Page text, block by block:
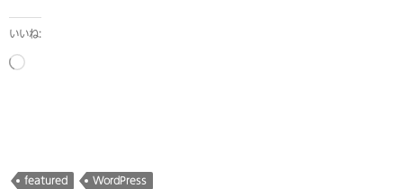
いいね:
読
featured WordPress